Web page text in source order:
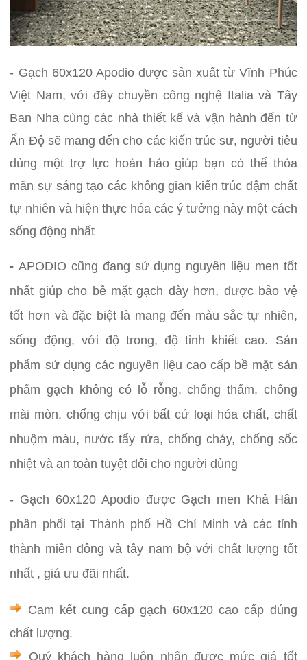
- Gạch 60x120 Apodio được sản xuất từ Vĩnh Phúc
Việt Nam, với đây chuyền công nghệ Italia và Tây
Ban Nha cùng các nhà thiết kế và vận hành đến từ
Ấn Độ sẽ mang đến cho các kiến trúc sư, người tiêu
dùng một trợ lực hoàn hảo giúp bạn có thể thỏa
mãn sự sáng tạo các không gian kiến trúc đậm chất
tự nhiên và hiện thực hóa các ý tưởng này một cách
sống động nhất
-APODIO cũng đang sử dụng nguyên liệu men tốt
nhất giúp cho bề mặt gạch dày hơn, được bảo vệ
tốt hơn và đặc biệt là mang đến màu sắc tự nhiên,
sống động, với độ trong, độ tinh khiết cao. Sản
phẩm sử dụng các nguyên liệu cao cấp bề mặt sản
phẩm gạch không có lỗ rỗng, chống thấm, chống
mài mòn, chống chịu với bất cứ loại hóa chất, chất
nhuộm màu, nước tẩy rửa, chống cháy, chống sốc
nhiệt và an toàn tuyệt đối cho người dùng
- Gạch 60x120 Apodio được Gạch men Khả Hân
phân phối tại Thành phố Hồ Chí Minh và các tỉnh
thành miền đông và tây nam bộ với chất lượng tốt
nhất , giá ưu đãi nhất.
Cam kết cung cấp gạch 60x120 cao cấp đúng
chất lượng.
Quý khách hàng luôn nhận được mức giá tốt